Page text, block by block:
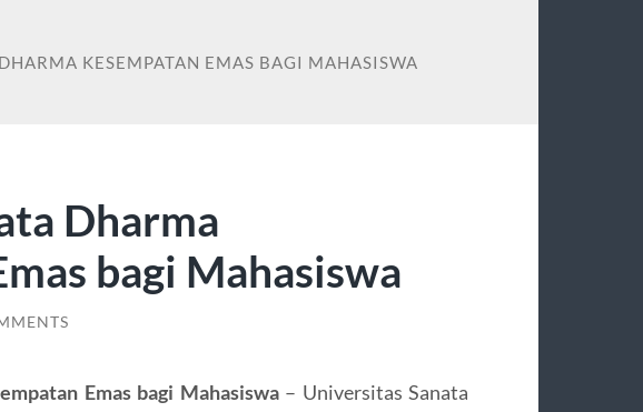
KESEMPATAN EMAS BAGI MAHASISWA
Dharma
bagi Mahasiswa
Emas bagi Mahasiswa– Universitas Sanata